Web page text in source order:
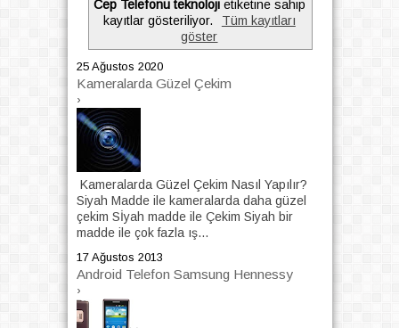
Cep Telefonu teknolojietiketine sahip
kayıtlar gösteriliyor.
Tüm kayıtları
göster
25 Ağustos 2020
Kameralarda Güzel Çekim
›
Kameralarda Güzel Çekim Nasıl Yapılır?
Siyah Madde ile kameralarda daha güzel
çekim Sİyah madde ile Çekim Siyah bir
madde ile çok fazla ış...
17 Ağustos 2013
Android Telefon Samsung Hennessy
›